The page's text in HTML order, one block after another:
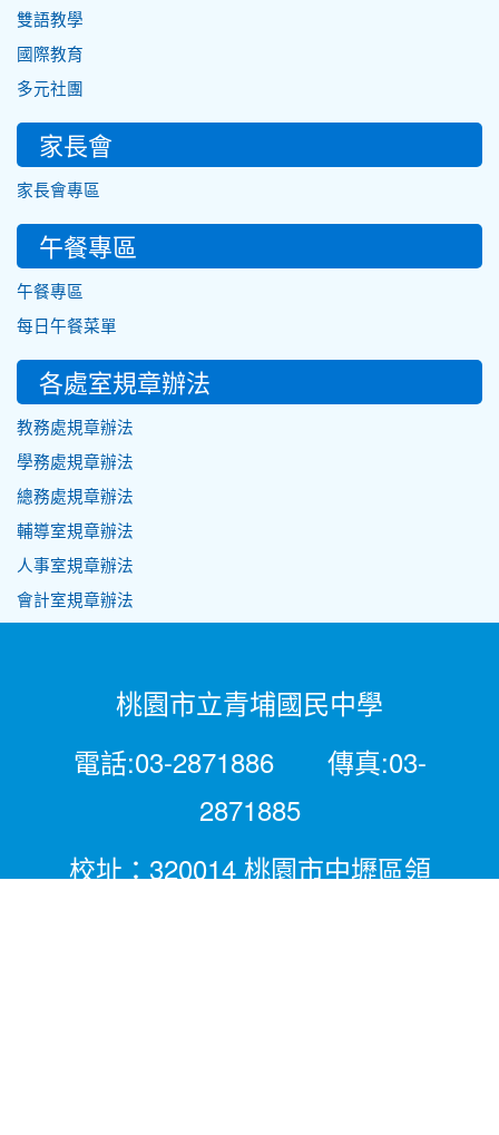
雙語教學
國際教育
多元社團
家長會
家長會專區
午餐專區
午餐專區
每日午餐菜單
各處室規章辦法
教務處規章辦法
學務處規章辦法
總務處規章辦法
輔導室規章辦法
人事室規章辦法
會計室規章辦法
桃園市立青埔國民中學
電話:03-2871886 傳真:03-
2871885
校址：320014 桃園市中壢區領